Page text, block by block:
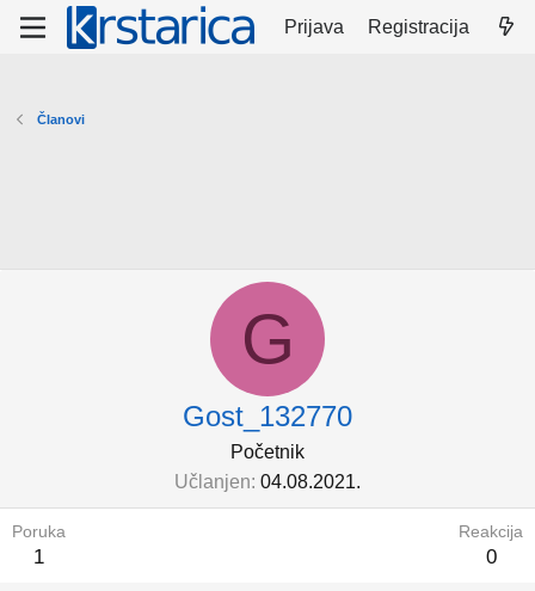
Prijava Registracija
Članovi
G
Gost_132770
Početnik
Učlanjen 04.08.2021.
Poruka
1
Reakcija
0